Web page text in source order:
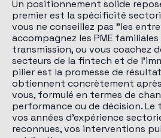
Un positionnement solide
premier est la spécificité
vous ne conseillez pas "les
accompagnez les PME
transmission, ou vous coachez
secteurs de la fintech et de
pilier est la promesse de
obtiennent concrètement
vous, formulé en termes de
performance ou de décision. Le
vos années d'expérience
reconnues, vos interventions